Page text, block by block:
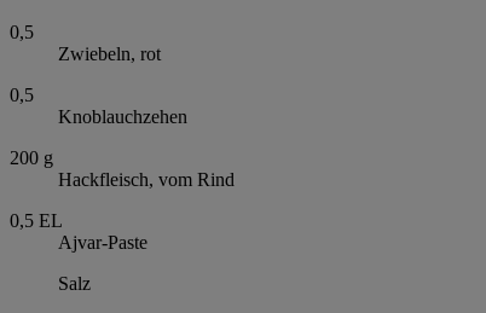
0,5
Zwiebeln, rot
0,5
Knoblauchzehen
200 g
Hackfleisch, vom Rind
0,5 EL
Ajvar-Paste
Salz